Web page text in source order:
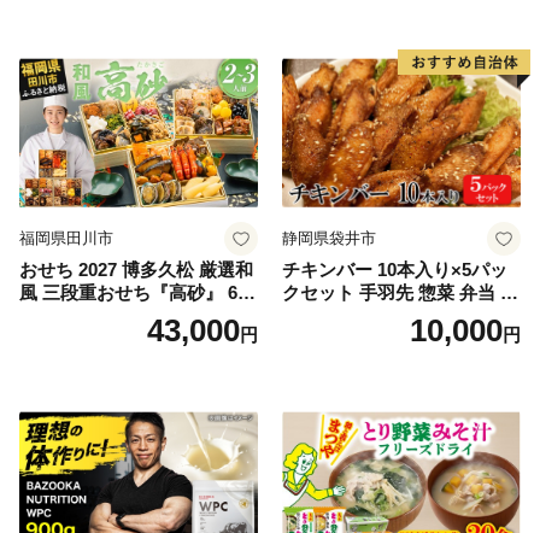
福岡県田川市
おせち 2027 博多久松 厳選和
風 三段重おせち『高砂』 6.5
寸 3段重 2～3人前 おせち料
理 重箱 お正月 冷凍おせち 縁
ち 本格おせち おせち予約 年
末 年始 お取り寄せ 新春 贅沢
おせち こだわりおせち 惣菜
老舗おせち ふるさと納税お
せち 御節 お節料理 正月 調理
不要 おせち料理2027
43,000円
静岡県袋井市
チキンバー 10本入り×5パッ
クセット 手羽先 惣菜 弁当 お
かず お酒 おつまみ ギフト キ
ャンプ アウトドア キャンプ
10,000円